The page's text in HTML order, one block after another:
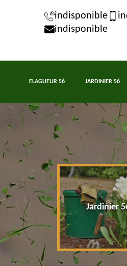
indisponible
indisponible
ELAGUEUR 56 JARDINIER 56
56 Jardinier